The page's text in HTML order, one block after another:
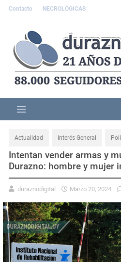
Contacto NECROLÓGICAS
Actualidad Interés General
Intentan vender armas y
Durazno: hombre y mujer
duraznodigital Marzo 20, 2024